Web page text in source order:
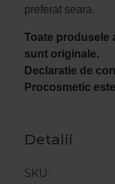
preferat seara.
Toate produsele
sunt originale.
Declaratie de
Procosmetic
Detalii
SKU